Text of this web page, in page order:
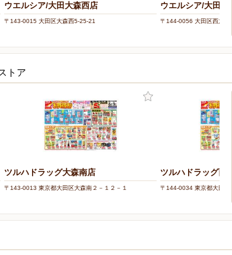
ウエルシア/大田大森西店
〒143-0015 大田区大森西5-25-21
ウエルシア/大田西
〒144-0056 大田区西六郷
トア
ツルハドラッグ大森南店
〒143-0013 東京都大田区大森南２－１２－１
ツルハドラッグ西
〒144-0034 東京都大田区